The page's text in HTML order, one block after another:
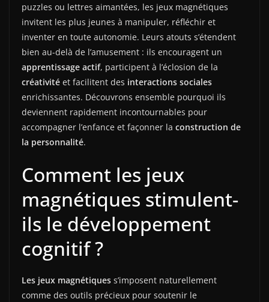
puzzles ou lettres aimantées, les jeux magnétiques
invitent les plus jeunes à manipuler, réfléchir et
inventer en toute autonomie. Leurs atouts s’étendent
bien au-delà de l’amusement : ils encouragent un
apprentissage actif, participent à l’éclosion de la
créativité et facilitent des interactions sociales
enrichissantes. Découvrons ensemble pourquoi ils
deviennent rapidement incontournables pour
accompagner l’enfance et façonner la construction de
la personnalité.
Comment les jeux
magnétiques stimulent-
ils le développement
cognitif ?
Les jeux magnétiques s’imposent naturellement
comme des outils précieux pour soutenir le